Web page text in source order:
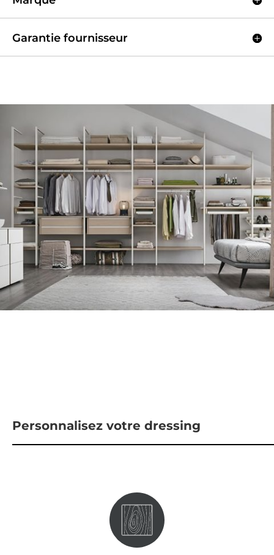
Garantie fournisseur
Personnalisez votre dressing